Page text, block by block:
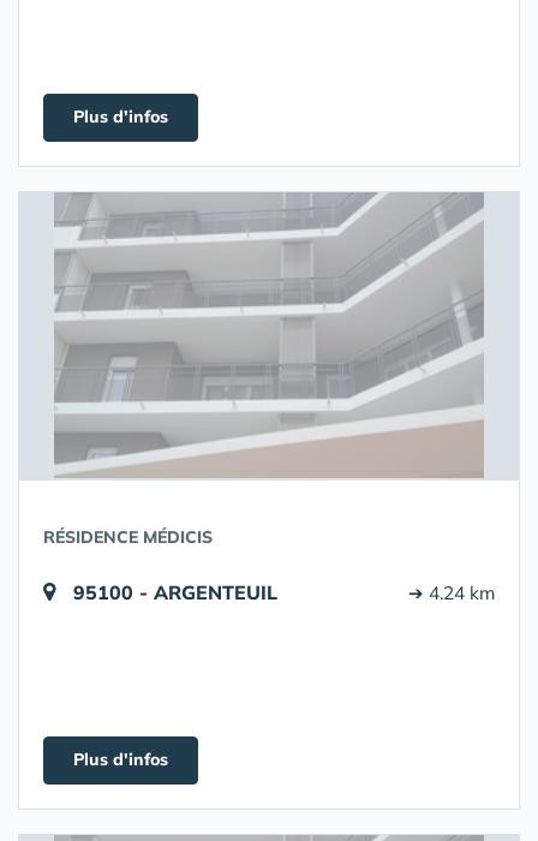
Plus d'infos
RÉSIDENCE MÉDICIS
95100 - ARGENTEUIL ➔ 4.24 km
Plus d'infos